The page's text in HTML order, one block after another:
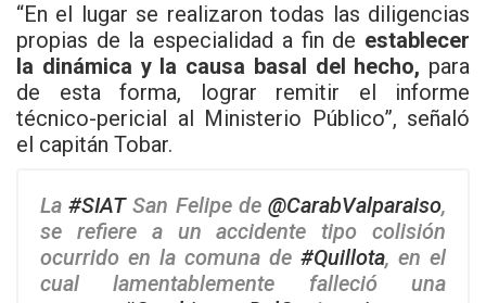
“En el lugar se realizaron todas las diligencias
propias de la especialidad a fin de establecer
la dinámica y la causa basal del hecho, para
de esta forma, lograr remitir el informe
técnico-pericial al Ministerio Público”, señaló
el capitán Tobar.
La#SIATSan Felipe de@CarabValparaiso,
se refiere a un accidente tipo colisión
ocurrido en la comuna de #Quillota, en el
cual lamentablemente falleció una